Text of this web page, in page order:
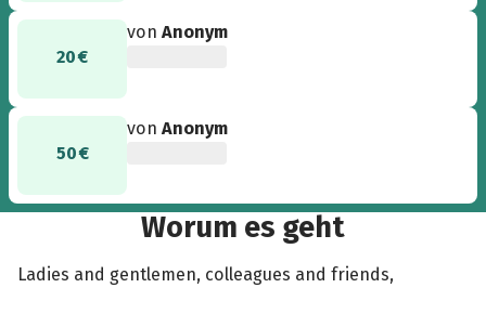
20 €
vonAnonym
50 €
vonAnonym
Worum es geht
Ladies and gentlemen, colleagues and friends,